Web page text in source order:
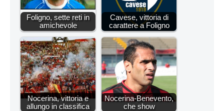
Foligno, sette reti in
amichevole
Cavese, vittoria di
carattere a Foligno
Nocerina, vittoria e
allungo in classifica
Nocerina-Benevento,
che show